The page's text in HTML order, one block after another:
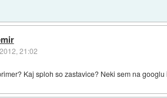
21:02
Kaj sploh so zastavice? Neki sem na